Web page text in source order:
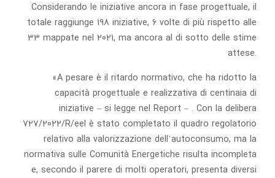
Considerando le iniziative ancora in fase progettuale, il
totale raggiunge 198 iniziative, 6 volte di più rispetto alle
33 mappate nel 2021, ma ancora al di sotto delle stime
attese.
«A pesare è il ritardo normativo, che ha ridotto la
capacità progettuale e realizzativa di centinaia di
iniziative – si legge nel Report – . Con la delibera
727/2022/R/eel è stato completato il quadro regolatorio
relativo alla valorizzazione dell’autoconsumo, ma la
normativa sulle Comunità Energetiche risulta incompleta
e, secondo il parere di molti operatori, presenta diversi